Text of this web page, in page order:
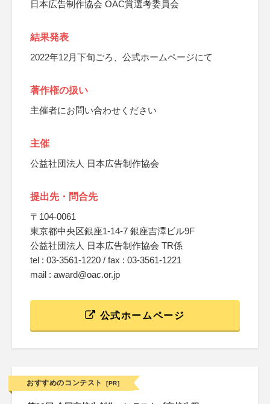
日本広告制作協会 OAC賞選考委員会
結果発表
2022年12月下旬ごろ、公式ホームページにて
著作権の扱い
主催者にお問い合わせください
主催
公益社団法人 日本広告制作協会
提出先・問合先
〒104-0061
東京都中央区銀座1-14-7 銀座吉澤ビル9F
公益社団法人 日本広告制作協会 TR係
tel : 03-3561-1220 / fax : 03-3561-1221
mail : award@oac.or.jp
公式ホームページ
おすすめのコンテスト [PR]